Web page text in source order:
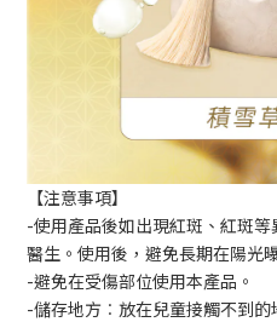
【注意事項】
-使用產品後如出現紅斑、紅斑
醫生。使用後，避免長期在陽光
-避免在受傷部位使用本產品。
-儲存地方︰放在兒童接觸不到